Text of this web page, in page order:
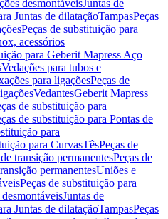
desmontáveisJuntas de
Juntas de dilataçãoTampasPeças
Peças de substituição para
acessórios
para Geberit Mapress Aço
Vedações para tubos e
para ligaçõesPeças de
VedantesGeberit Mapress
de substituição para
de substituição para Pontas de
para
para CurvasTêsPeças de
transição permanentesPeças de
permanentesUniões e
Peças de substituição para
Juntas de
Juntas de dilataçãoTampasPeças